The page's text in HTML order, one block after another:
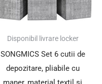
Disponibil livrare locker
SONGMICS Set 6 cutii de
depozitare, pliabile cu